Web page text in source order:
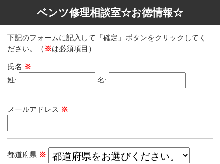
ベンツ修理相談室☆お徳情報☆
下記のフォームに記入して「確定」ボタンをクリックしてく
ださい。（ ※は必須項目）
氏名 ※
姓:
名:
メールアドレス ※
都道府県 ※